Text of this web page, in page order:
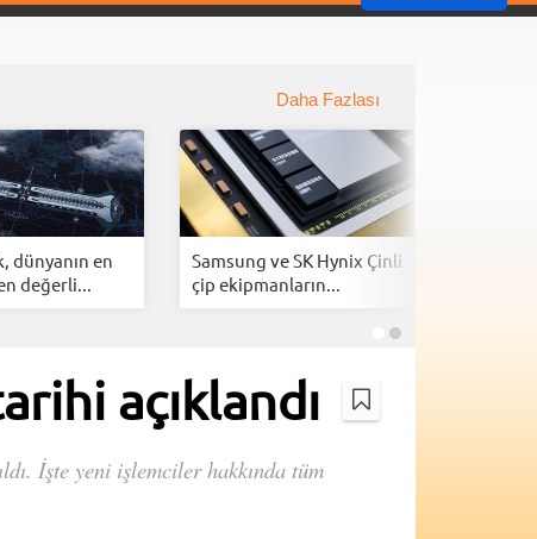
Daha Fazlası
dünyanın en
değerli...
Samsung ve SK Hynix Çinli
çip ekipmanların...
açıklandı
İşte yeni işlemciler hakkında tüm